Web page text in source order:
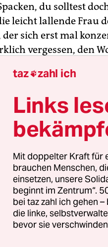
du solltest
leicht lallende Frau
sich erst mal
vergessen, den
es ja weitergehen.
taz zahl ich
Links
Mit doppelter Kraft für
brauchen Menschen,
einsetzen, unsere
beginnt im Zentrum“.
bei taz zahl ich gehen
die linke,
bevor sie